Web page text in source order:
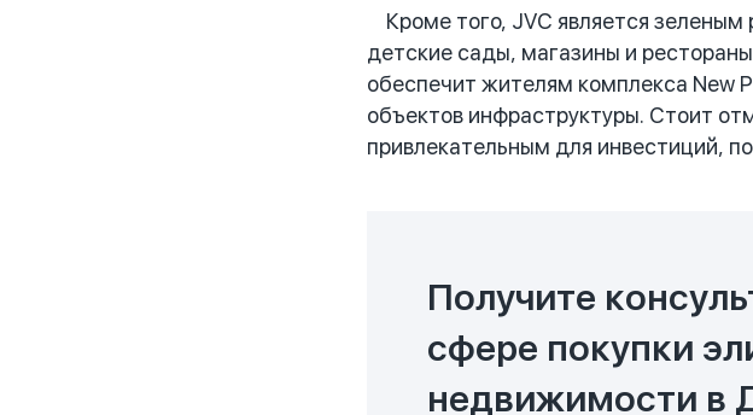
Кроме того, JVC является
детские сады, магазины и
обеспечит жителям комплекса New
объектов инфраструктуры. Стоит
привлекательным для инвестиций,
Получите
сфере покупки
недвижимости в